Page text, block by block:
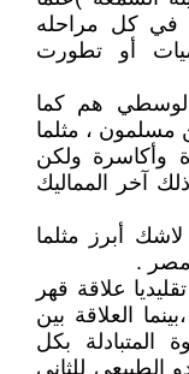
في كل مراحله
أو تطورت
هم كما
مسلمون ، مثلما
وأكاسرة ولكن
آخر المماليك
أبرز مثلما
مصر .
علاقة قهر
العلاقة بين
المتبادلة بكل
الطبيعي للثاني